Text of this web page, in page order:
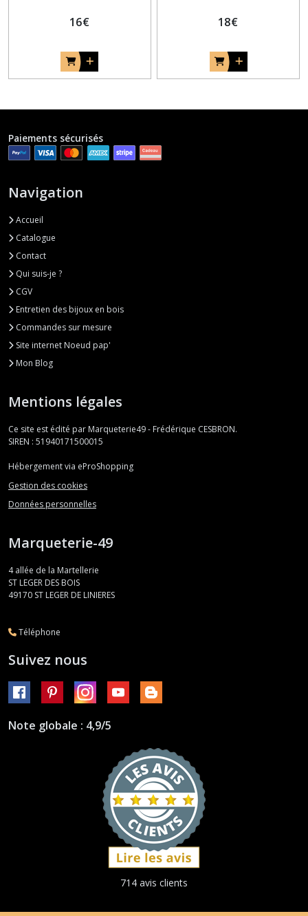
16€ 18€
Paiements sécurisés
Navigation
Accueil
Catalogue
Contact
Qui suis-je ?
CGV
Entretien des bijoux en bois
Commandes sur mesure
Site internet Noeud pap'
Mon Blog
Mentions légales
Ce site est édité par Marqueterie49 - Frédérique CESBRON.
SIREN : 51940171500015
Hébergement via eProShopping
Gestion des cookies
Données personnelles
Marqueterie-49
4 allée de la Martellerie
ST LEGER DES BOIS
49170 ST LEGER DE LINIERES
Téléphone
Suivez nous
Note globale : 4,9/5
714 avis clients